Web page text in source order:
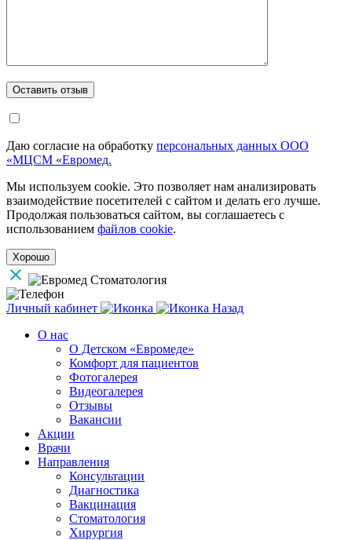
Даю согласие на обработку персональных данных ООО
«МЦСМ «Евромед.
Мы используем cookie. Это позволяет нам анализировать
взаимодействие посетителей с сайтом и делать его лучше.
Продолжая пользоваться сайтом, вы соглашаетесь с
использованием файлов cookie.
Хорошо
Личный кабинет
Назад
О нас
О Детском «Евромеде»
Комфорт для пациентов
Фотогалерея
Видеогалерея
Отзывы
Вакансии
Акции
Врачи
Направления
Консультации
Диагностика
Вакцинация
Стоматология
Хирургия